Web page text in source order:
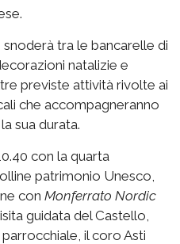
tra le bancarelle di
natalizie e
previste attività rivolte ai
che accompagneranno
sua durata.
con la quarta
patrimonio Unesco,
con Monferrato Nordic
guidata del Castello,
il coro Asti